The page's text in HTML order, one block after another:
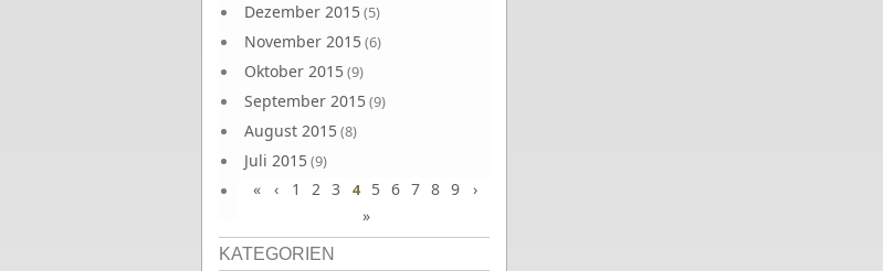
Dezember 2015(5)
November 2015(6)
Oktober 2015(9)
September 2015(9)
August 2015(8)
Juli 2015(9)
Juni 2015(9)
« ‹ 1 2 3 4 5 6 7 8 9
›
»
KATEGORIEN